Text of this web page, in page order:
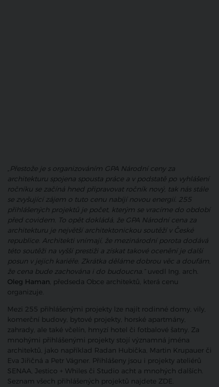
„Přestože je s organizováním GPA Národní ceny za
architekturu spojena spousta práce a v podstatě po vyhlášení
ročníku se začíná hned připravovat ročník nový, tak nás stále
se zvyšující zájem o tuto cenu nabíjí novou energií. 255
přihlášených projektů je počet, kterým se vracíme do období
před covidem. To opět dokládá, že GPA Národní cena za
architekturu je největší architektonickou soutěží v České
republice. Architekti vnímají, že mezinárodní porota dodává
této soutěži na vyšší prestiži a získat takové ocenění je další
posun v jejich kariéře. Zkrátka děláme dobrou věc a doufám,
že cena bude zachována i do budoucna.“ uvedl Ing. arch.
Oleg Haman, předseda Obce architektů, která cenu
organizuje.
Mezi 255 přihlášenými projekty lze najít rodinné domy, vily,
komerční budovy, bytové projekty, horské apartmány,
zahrady, ale také včelín, hmyzí hotel či fotbalové šatny. Za
mnohými přihlášenými projekty stojí významná jména
architektů, jako například Radan Hubička, Martin Krupauer či
Eva Jiřičná a Petr Vágner. Přihlášeny jsou i projekty ateliérů
SENAA, Jestico + Whiles či Studio acht a mnohých dalších.
Seznam všech přihlášených projektů najdete ZDE.